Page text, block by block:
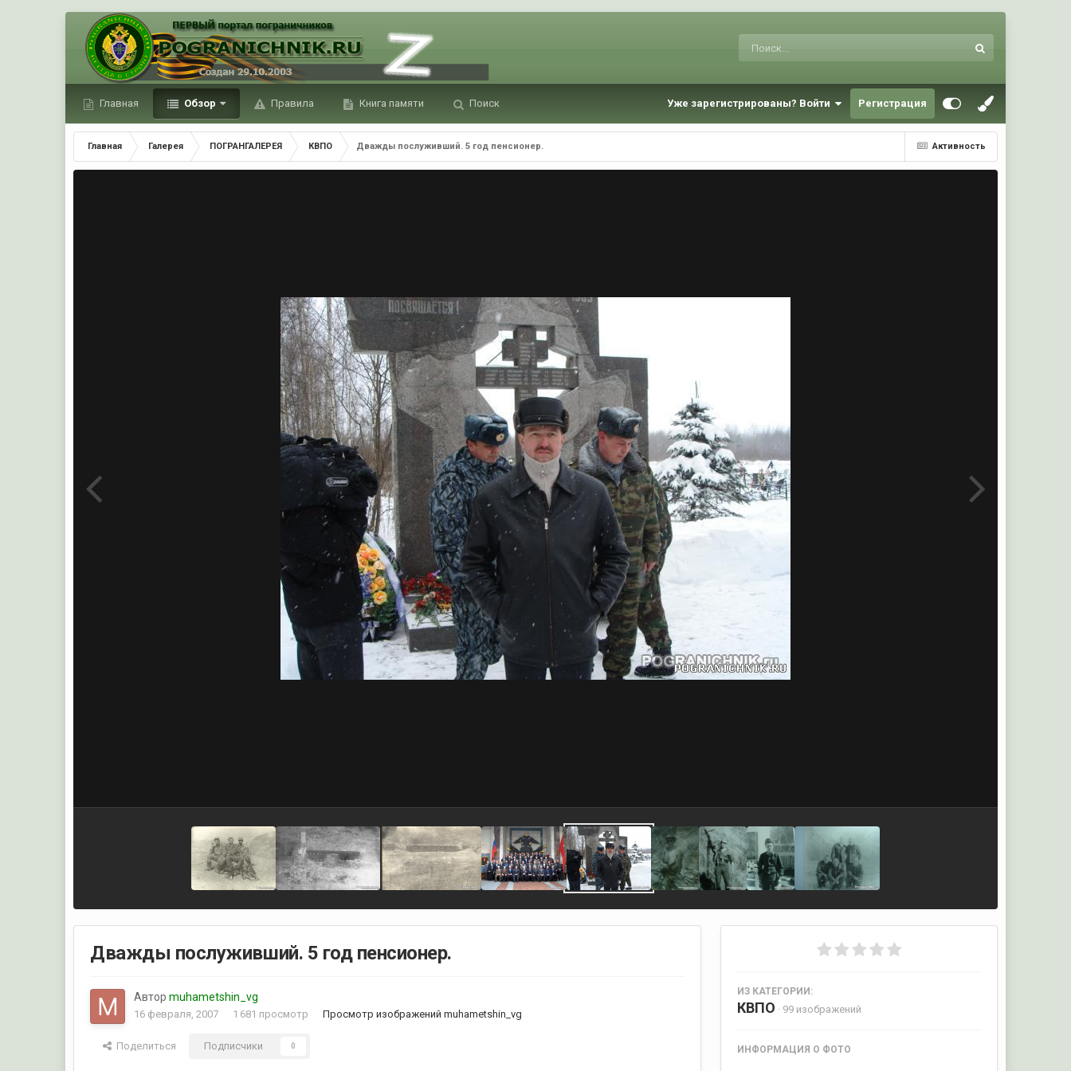
Главная Обзор Правила Книга памяти Поиск Уже зарегистрированы? Войти Регистрация
Активность
Главная Галерея ПОГРАНГАЛЕРЕЯ КВПО Дважды послуживший. 5 год пенсионер.
Дважды послуживший. 5 год пенсионер.
Авторmuhametshin_vg
16 февраля, 2007 1 681 просмотр Просмотр изображений muhametshin_vg
Поделиться Подписчики 0
ИЗ КАТЕГОРИИ:
КВПО · 99 изображений
ИНФОРМАЦИЯ О ФОТО